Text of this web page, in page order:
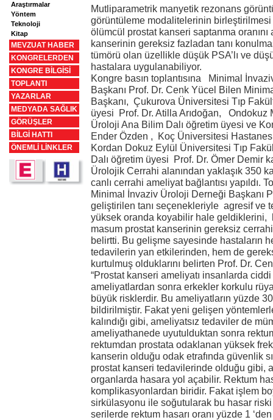
Araştırmalar
Yöntem
Teknoloji
Kitap
MEVZUAT HABER
KONGRELERDEN
KONGRE BİLGİSİ
TOPLANTI
YAZARLAR
MEDYADA SAĞLIK
GÖRÜŞLER
BİLGİ HATTI
ÖNEMLİ LİNKLER
Mutliparametrik manyetik rezonans
görüntüleme modalitelerinin
ölümcül prostat kanseri saptanma oranını
kanserinin gereksiz fazladan tanı
tümörü olan üzellikle düşük PSA’lı ve
hastalara uygulanabiliyor.
Kongre basın toplantısına Minimal
Başkanı Prof. Dr. Cenk Yücel Bilen
Başkanı, Çukurova Üniversitesi Tıp
üyesi Prof. Dr. Atilla Arıdoğan, Ondokuz
Üroloji Ana Bilim Dalı öğretim üyesi ve
Ender Özden , Koç Üniversitesi
Kordan Dokuz Eylül Üniversitesi Tıp
Dalı öğretim üyesi Prof. Dr. Ömer Demir
Ürolojik Cerrahi alanından yaklaşık 350
canlı cerrahi ameliyat bağlantısı yapıldı.
Minimal İnvaziv Üroloji Derneği Başkanı
geliştirilen tanı seçenekleriyle agresif ve
yüksek oranda koyabilir hale geldiklerini,
masum prostat kanserinin gereksiz
belirtti. Bu gelişme sayesinde hastaların
tedavilerin yan etkilerinden, hem de
kurtulmuş olduklarını belirten Prof. Dr.
“Prostat kanseri ameliyatı insanlarda
ameliyatlardan sonra erkekler korkulu
büyük risklerdir. Bu ameliyatların yüzde
bildirilmiştir. Fakat yeni gelişen
kalındığı gibi, ameliyatsız tedaviler de
ameliyathanede uyutulduktan sonra
rektumdan prostata odaklanan yüksek
kanserin olduğu odak etrafında güvenlik
prostat kanseri tedavilerinde olduğu gibi,
organlarda hasara yol açabilir. Rektum
komplikasyonlardan biridir. Fakat işlem
sirkülasyonu ile soğutularak bu hasar
serilerde rektum hasarı oranı yüzde 1 ‘den